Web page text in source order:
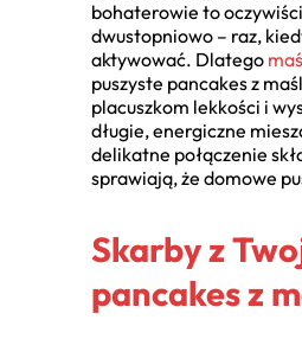
bohaterowie to
dwustopniowo – raz,
aktywować. Dlatego
puszyste pancakes z
placuszkom lekkości i
długie, energiczne
delikatne połączenie
sprawiają, że domowe
Skarby z
pancakes z